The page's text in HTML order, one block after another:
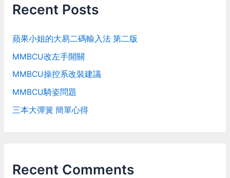
Recent Posts
蘋果小姐的大易二碼輸入法 第二版
MMBCU改左手開關
MMBCU操控系改裝建議
MMBCU騎姿問題
三本大彈簧 簡單心得
Recent Comments